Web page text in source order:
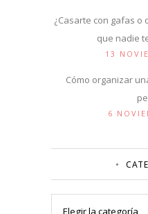
¿Casarte con gafas o
que nadie
13
Cómo organizar
6